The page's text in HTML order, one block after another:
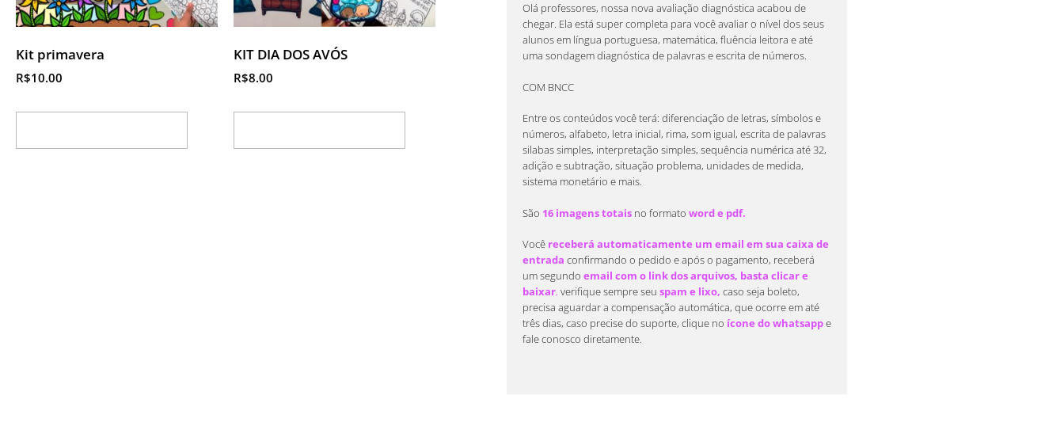
Kit primavera
R$10.00
KIT DIA DOS AVÓS
R$8.00
Olá professores, nossa nova avaliação diagnóstica acabou de
chegar. Ela está super completa para você avaliar o nível dos seus
alunos em língua portuguesa, matemática, fluência leitora e até
uma sondagem diagnóstica de palavras e escrita de números.
COM BNCC
Entre os conteúdos você terá: diferenciação de letras, símbolos e
números, alfabeto, letra inicial, rima, som igual, escrita de palavras
silabas simples, interpretação simples, sequência numérica até 32,
adição e subtração, situação problema, unidades de medida,
sistema monetário e mais.
São 16 imagens totais no formato word e pdf.
Você receberá automaticamente um email em sua caixa de
entrada confirmando o pedido e após o pagamento, receberá
um segundo email com o link dos arquivos, basta clicar e
baixar, verifique sempre seu spam e lixo, caso seja boleto,
precisa aguardar a compensação automática, que ocorre em até
três dias, caso precise do suporte, clique no ícone do whatsappe
fale conosco diretamente.